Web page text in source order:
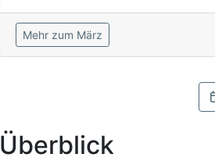
Mehr zum März
Überblick